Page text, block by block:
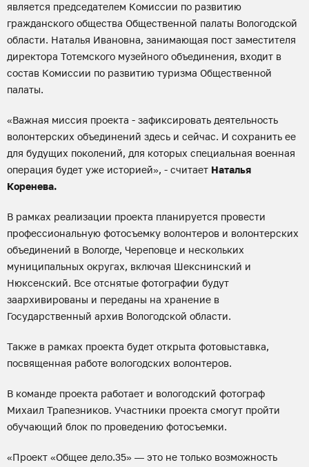
является председателем Комиссии по развитию
гражданского общества Общественной палаты Вологодской
области. Наталья Ивановна, занимающая пост заместителя
директора Тотемского музейного объединения, входит в
состав Комиссии по развитию туризма Общественной
палаты.
«Важная миссия проекта - зафиксировать деятельность
волонтерских объединений здесь и сейчас. И сохранить ее
для будущих поколений, для которых специальная военная
операция будет уже историей», - считает Наталья
Коренева.
В рамках реализации проекта планируется провести
профессиональную фотосъемку волонтеров и волонтерских
объединений в Вологде, Череповце и нескольких
муниципальных округах, включая Шекснинский и
Нюксенский. Все отснятые фотографии будут
заархивированы и переданы на хранение в
Государственный архив Вологодской области.
Также в рамках проекта будет открыта фотовыставка,
посвященная работе вологодских волонтеров.
В команде проекта работает и вологодский фотограф
Михаил Трапезников. Участники проекта смогут пройти
обучающий блок по проведению фотосъемки.
«Проект «Общее дело.35» — это не только возможность